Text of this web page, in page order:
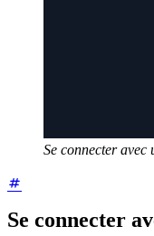
Se connecter avec
Se connecter